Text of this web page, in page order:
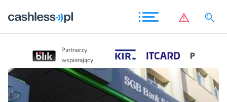
Partnerzy
wspierający